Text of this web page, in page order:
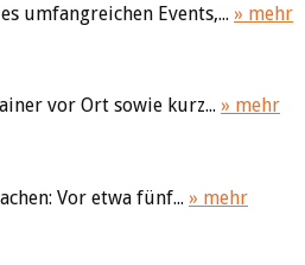
umfangreichen Events,... » mehr
vor Ort sowie kurz... » mehr
Vor etwa fünf... » mehr